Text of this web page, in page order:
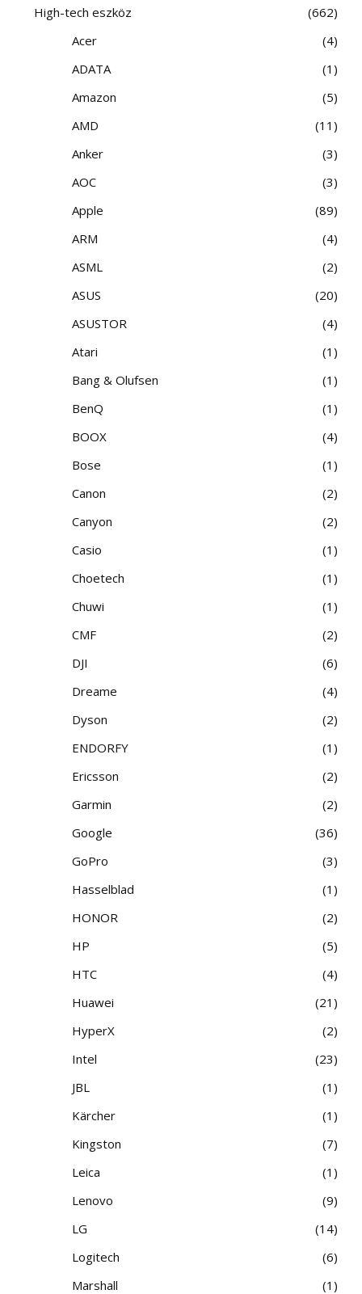
High-tech eszköz
662
Acer
4
ADATA
1
Amazon
5
AMD
11
Anker
3
AOC
3
Apple
89
ARM
4
ASML
2
ASUS
20
ASUSTOR
4
Atari
1
Bang & Olufsen
1
BenQ
1
BOOX
4
Bose
1
Canon
2
Canyon
2
Casio
1
Choetech
1
Chuwi
1
CMF
2
DJI
6
Dreame
4
Dyson
2
ENDORFY
1
Ericsson
2
Garmin
2
Google
36
GoPro
3
Hasselblad
1
HONOR
2
HP
5
HTC
4
Huawei
21
HyperX
2
Intel
23
JBL
1
Kärcher
1
Kingston
7
Leica
1
Lenovo
9
LG
14
Logitech
6
Marshall
1